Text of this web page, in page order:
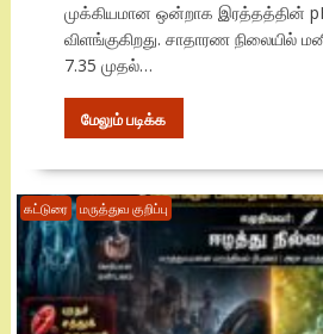
முக்கியமான ஒன்றாக இரத்தத்தின்
விளங்குகிறது. சாதாரண நிலையில்
7.35 முதல்…
மேலும் படிக்க
கட்டுரை மருத்துவ குறிப்பு